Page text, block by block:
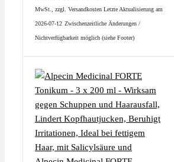
MwSt., zzgl. Versandkosten Letzte Aktualisierung am
2026-07-12 Zwischenzeitliche Änderungen /
Nichtverfügbarkeit möglich (siehe Footer)